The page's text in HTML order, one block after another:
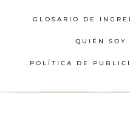
GLOSARIO DE
QUIÉN SOY
POLÍTICA DE